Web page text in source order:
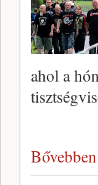
ahol a
Bővebben